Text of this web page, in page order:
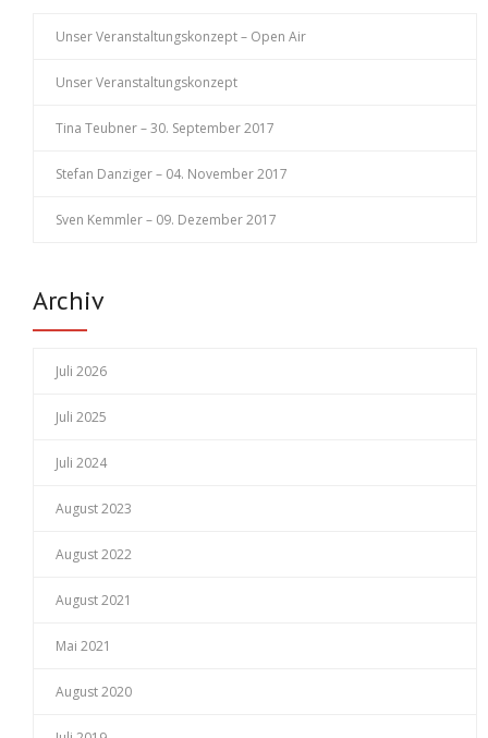
Unser Veranstaltungskonzept – Open Air
Unser Veranstaltungskonzept
Tina Teubner – 30. September 2017
Stefan Danziger – 04. November 2017
Sven Kemmler – 09. Dezember 2017
Archiv
Juli 2026
Juli 2025
Juli 2024
August 2023
August 2022
August 2021
Mai 2021
August 2020